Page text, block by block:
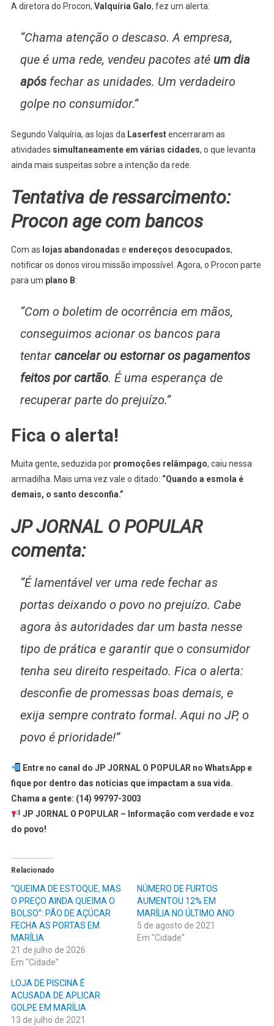
A diretora do Procon, Valquíria Galo, fez um alerta:
“Chama atenção o descaso. A empresa,
que é uma rede, vendeu pacotes até um dia
apósfechar as unidades. Um verdadeiro
golpe no consumidor.”
Segundo Valquíria, as lojas da Laserfestencerraram as
atividades simultaneamente em várias cidades, o que levanta
ainda mais suspeitas sobre a intenção da rede.
Tentativa de ressarcimento:
Procon age com bancos
Com as lojas abandonadas e endereços desocupados,
notificar os donos virou missão impossível. Agora, o Procon parte
para um plano B:
“Com o boletim de ocorrência em mãos,
conseguimos acionar os bancos para
tentar cancelar ou estornar os pagamentos
feitos por cartão. É uma esperança de
recuperar parte do prejuízo.”
Fica o alerta!
Muita gente, seduzida por promoções relâmpago, caiu nessa
armadilha. Mais uma vez vale o ditado: “Quando a esmola é
demais, o santo desconfia.”
JP JORNAL O POPULAR
comenta:
“É lamentável ver uma rede fechar as
portas deixando o povo no prejuízo. Cabe
agora às autoridades dar um basta nesse
tipo de prática e garantir que o consumidor
tenha seu direito respeitado. Fica o alerta:
desconfie de promessas boas demais, e
exija sempre contrato formal. Aqui no JP, o
povo é prioridade!”
Entre no canal do JP JORNAL O POPULAR no WhatsApp e
fique por dentro das notícias que impactam a sua vida.
Chama a gente: (14) 99797-3003
JP JORNAL O POPULAR – Informação com verdade e voz
do povo!
Relacionado
“QUEIMA DE ESTOQUE, MAS
O PREÇO AINDA QUEIMA O
BOLSO”: PÃO DE AÇÚCAR
FECHA AS PORTAS EM
MARÍLIA
21 de julho de 2026
Em "Cidade"
NÚMERO DE FURTOS
AUMENTOU 12% EM
MARÍLIA NO ÚLTIMO ANO
5 de agosto de 2021
Em "Cidade"
LOJA DE PISCINA É
ACUSADA DE APLICAR
GOLPE EM MARÍLIA
13 de julho de 2021